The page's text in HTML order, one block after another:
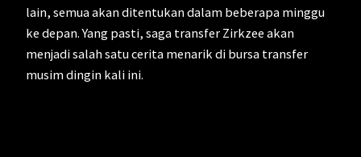
lain, semua akan ditentukan dalam beberapa minggu
ke depan. Yang pasti, saga transfer Zirkzee akan
menjadi salah satu cerita menarik di bursa transfer
musim dingin kali ini.